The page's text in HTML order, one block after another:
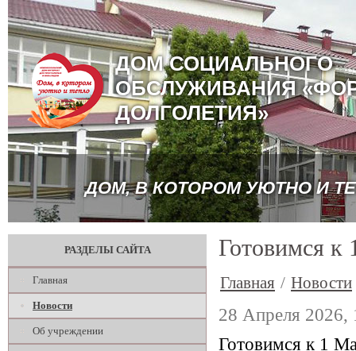
ДОМ СОЦИАЛЬНОГО
ОБСЛУЖИВАНИЯ
ДОЛГОЛЕТИЯ»
ДОМ, В КОТОРОМ УЮТНО И
РАЗДЕЛЫ САЙТА
Главная
Новости
Об учреждении
Готовимся к
Главная / Новости
28 Апреля 2026,
Готовимся к 1